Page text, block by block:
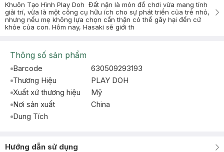
Khuôn Tạo Hình Play Doh Đất nặn là món đồ chơi vừa mang tính
giải trí, vừa là một công cụ hữu ích cho sự phát triển của trẻ nhỏ,
nhưng nếu mẹ không lựa chọn cẩn thận có thể gây hại đến cứ
khỏe của con. Hôm nay, Hasaki sẽ giới th
Thông số sản phẩm
Barcode
630509293193
Thương Hiệu
PLAY DOH
Xuất xứ thương hiệu
Mỹ
Nơi sản xuất
China
Dung Tích
Hướng dẫn sử dụng